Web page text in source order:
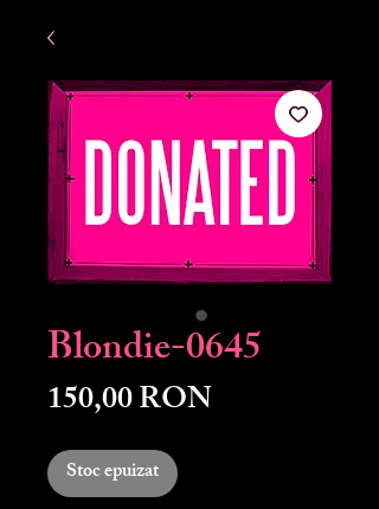
Blondie-0645
150,00 RONPreț
Stoc epuizat